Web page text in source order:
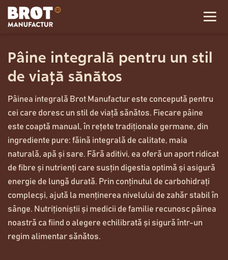
Pâine integrală pentru un stil
de viață sănătos
Pâinea integrală Brot Manufactur este concepută pentru
cei care doresc un stil de viață sănătos. Fiecare pâine
este coaptă manual, în rețete tradiționale germane, din
ingrediente pure: făină integrală de calitate, maia
naturală, apă și sare. Fără aditivi, ea oferă un aport ridicat
de fibre și nutrienți care susțin digestia optimă și asigură
energie de lungă durată. Prin conținutul de carbohidrați
complecși, ajută la menținerea nivelului de zahăr stabil în
sânge. Nutriționiștii și medicii de familie recunosc pâinea
noastră ca fiind o alegere echilibrată și sigură într-un
regim alimentar sănătos.